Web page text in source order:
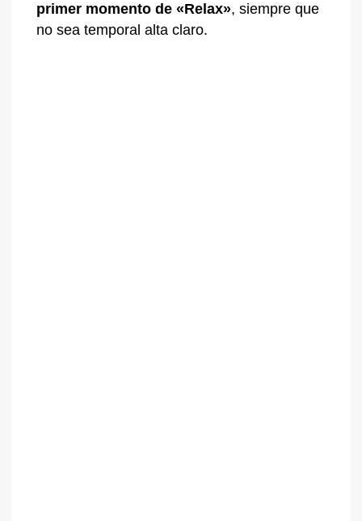
primer momento de «Relax», siempre que
no sea temporal alta claro.